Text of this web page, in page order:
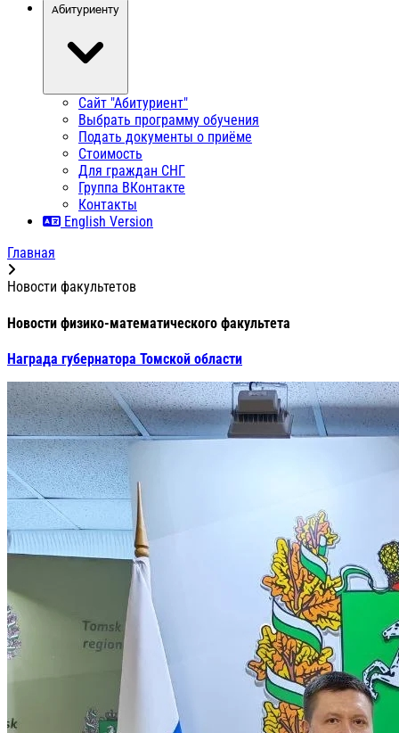
Абитуриенту
Сайт "Абитуриент"
Выбрать программу обучения
Подать документы о приёме
Стоимость
Для граждан СНГ
Группа ВКонтакте
Контакты
English Version
Главная
Новости факультетов
Новости физико-математического факультета
Награда губернатора Томской области